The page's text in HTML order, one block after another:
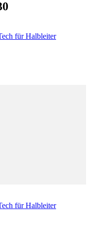
für Halbleiter
für Halbleiter